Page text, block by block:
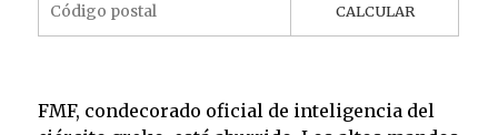
CALCULAR
FMF, condecorado oficial de inteligencia del